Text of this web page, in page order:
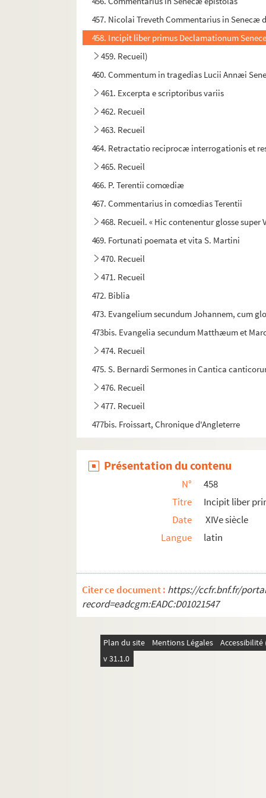
457. Nicolai Treveth Commentarius in Senecæ
458. Incipit liber primus Declamationum
459. Recueil)
460. Commentum in tragedias Lucii Annæi
461. Excerpta e scriptoribus variis
462. Recueil
463. Recueil
464. Retractatio reciprocæ interrogationis et
465. Recueil
466. P. Terentii comœdiæ
467. Commentarius in comœdias Terentii
468. Recueil. « Hic contenentur glosse
469. Fortunati poemata et vita S. Martini
470. Recueil
471. Recueil
472. Biblia
473. Evangelium secundum Johannem, cum
473bis. Evangelia secundum Matthæum et
474. Recueil
475. S. Bernardi Sermones in Cantica
476. Recueil
477. Recueil
477bis. Froissart, Chronique d'Angleterre
Présentation du contenu
N°
458
Titre
Incipit liber
Date
XIVe siècle
Langue
latin
Citer ce document : https://ccfr.bnf.fr/
record=eadcgm:EADC:D01021547
Plan du site Mentions Légales
v 31.1.0